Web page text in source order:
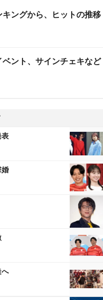
ングから、ヒットの推移
ント、サインチェキなど